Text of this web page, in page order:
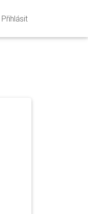
Přihlásit